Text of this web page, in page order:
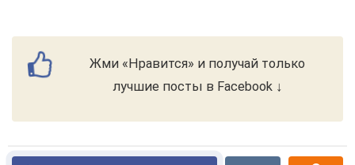
Жми «Нравится» и получай только
лучшие посты в Facebook ↓